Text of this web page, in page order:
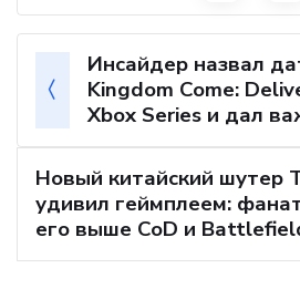
Инсайдер назвал
Kingdom Come:
Xbox Series и дал
Новый китайский шутер
удивил геймплеем:
его выше CoD и